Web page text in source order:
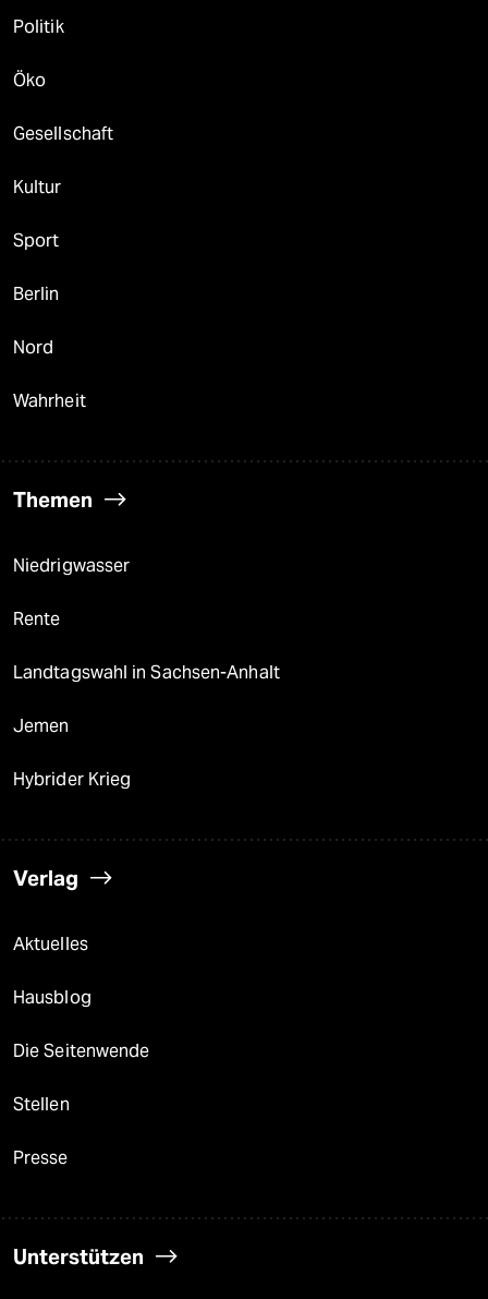
Politik
Öko
Gesellschaft
Kultur
Sport
Berlin
Nord
Wahrheit
Themen
Niedrigwasser
Rente
Landtagswahl in Sachsen-Anhalt
Jemen
Hybrider Krieg
Verlag
Aktuelles
Hausblog
Die Seitenwende
Stellen
Presse
Unterstützen